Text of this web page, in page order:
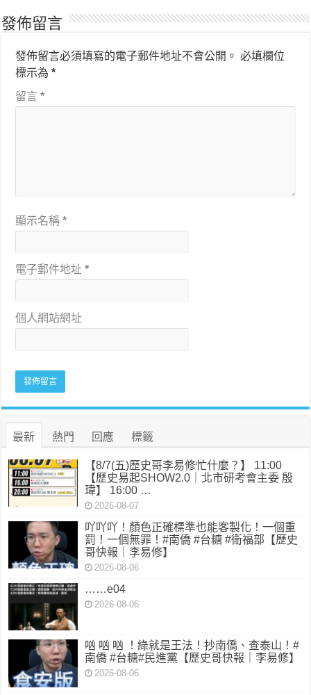
發佈留言
發佈留言必須填寫的電子郵件地址不會公開。 必填欄位
標示為*
留言*
顯示名稱*
電子郵件地址*
個人網站網址
最新 熱門 回應 標籤
【8/7(五)歷史哥李易修忙什麼？】 11:00
【歷史易起SHOW2.0｜北市研考會主委 殷
瑋】 16:00 …
2026-08-07
吖吖吖！顏色正確標準也能客製化！一個重
罰！一個無罪！#南僑 #台糖 #衛福部【歷史
哥快報｜李易修】
2026-08-06
……e04
2026-08-06
㕳 㕳 㕳 ！綠就是王法！抄南僑、查泰山！#
南僑 #台糖#民進黨【歷史哥快報｜李易修】
2026-08-06